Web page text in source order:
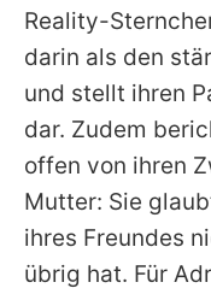
Reality-
darin als den
und stellt ihren
dar. Zudem
offen von ihren
Mutter: Sie
ihres Freundes
übrig hat. Für